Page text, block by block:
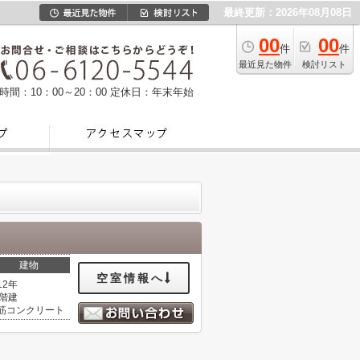
最終更新：2026年08月08日
00件
最近見た物件
00件
検討リスト
間：10：00～20：00 定休日：年末年始
建物
年
建
コンクリート
空室情報へ